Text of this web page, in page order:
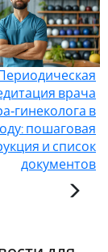
Периодическая
врача
в
пошаговая
и список
документов